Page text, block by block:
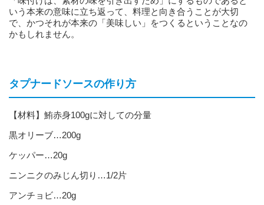
いう本来の意味に立ち返って、料理と向き合うことが大切
で、かつそれが本来の「美味しい」をつくるということなの
かもしれません。
タプナードソースの作り方
【材料】鮪赤身100gに対しての分量
黒オリーブ…200g
ケッパー…20g
ニンニクのみじん切り…1/2片
アンチョビ…20g